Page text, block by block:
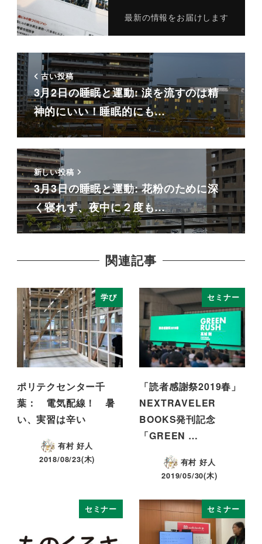
最新の情報をお届けします
古い投稿
3月2日の睡眠と運動: 涙を流すのは精
神的にいい！睡眠的にも…
新しい投稿
3月3日の睡眠と運動: 花粉のために深
く寝れず、夜中に２度も…
関連記事
学び
ポリテクセンター千
葉： 電気配線！ 暑
い、実習は辛い
有村 好人
2018/08/23(木)
セミナー
「読者感謝祭2019春」
NEXTRAVELER
BOOKS発刊記念
「GREEN …
有村 好人
2019/05/30(木)
セミナー セミナー